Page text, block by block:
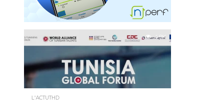
4.9K
L'ACTUTHD